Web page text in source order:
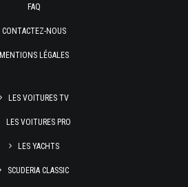
FAQ
CONTACTEZ-NOUS
MENTIONS LÉGALES
LES VOITURES TV
LES VOITURES PRO
LES YACHTS
SCUDERIA CLASSIC